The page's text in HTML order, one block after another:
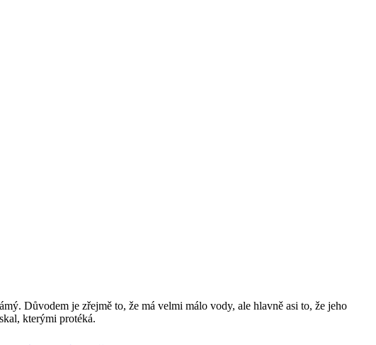
Důvodem je zřejmě to, že má velmi málo vody, ale hlavně asi to, že jeho
kterými protéká.